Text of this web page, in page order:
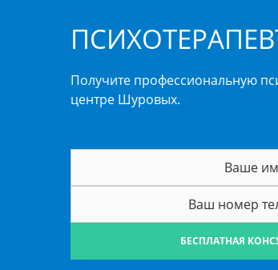
Получите профессиональную
центре Шуровых.
БЕСПЛАТНАЯ